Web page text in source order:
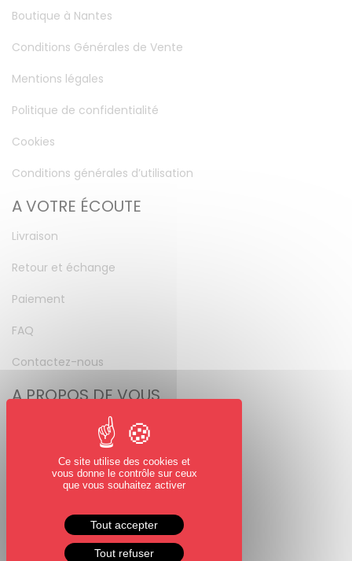
Boutique à Nantes
Conditions Générales de Vente
Mentions légales
Politique de confidentialité
Cookies
Conditions générales d’utilisation
A VOTRE ÉCOUTE
Livraison
Retour et échange
Paiement
FAQ
Contactez-nous
A PROPOS DE VOUS
Mot de passe perdu
NOUS SUIVRE
Facebook
Instagram
Ce site utilise des cookies et
vous donne le contrôle sur ceux
que vous souhaitez activer
Tout accepter
Tout refuser